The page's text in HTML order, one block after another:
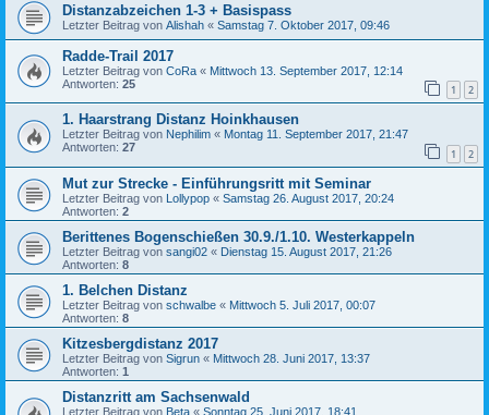
Distanzabzeichen 1-3 + Basispass
Letzter Beitrag von Alishah « Samstag 7. Oktober 2017, 09:46
Radde-Trail 2017
Letzter Beitrag von CoRa « Mittwoch 13. September 2017, 12:14
Antworten: 25 1 2
1. Haarstrang Distanz Hoinkhausen
Letzter Beitrag von Nephilim « Montag 11. September 2017, 21:47
Antworten: 27 1 2
Mut zur Strecke - Einführungsritt mit Seminar
Letzter Beitrag von Lollypop « Samstag 26. August 2017, 20:24
Antworten: 2
Berittenes Bogenschießen 30.9./1.10. Westerkappeln
Letzter Beitrag von sangi02 « Dienstag 15. August 2017, 21:26
Antworten: 8
1. Belchen Distanz
Letzter Beitrag von schwalbe « Mittwoch 5. Juli 2017, 00:07
Antworten: 8
Kitzesbergdistanz 2017
Letzter Beitrag von Sigrun « Mittwoch 28. Juni 2017, 13:37
Antworten: 1
Distanzritt am Sachsenwald
Letzter Beitrag von Beta « Sonntag 25. Juni 2017, 18:41